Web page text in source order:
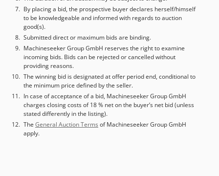
By placing a bid, the prospective buyer declares herself/himself
to be knowledgeable and informed with regards to auction
good(s).
Submitted direct or maximum bids are binding.
Machineseeker Group GmbH reserves the right to examine
incoming bids. Bids can be rejected or cancelled without
providing reasons.
The winning bid is designated at offer period end, conditional to
the minimum price defined by the seller.
In case of acceptance of a bid, Machineseeker Group GmbH
charges closing costs of 18 % net on the buyer’s net bid (unless
stated differently in the listing).
The General Auction Terms of Machineseeker Group GmbH
apply.